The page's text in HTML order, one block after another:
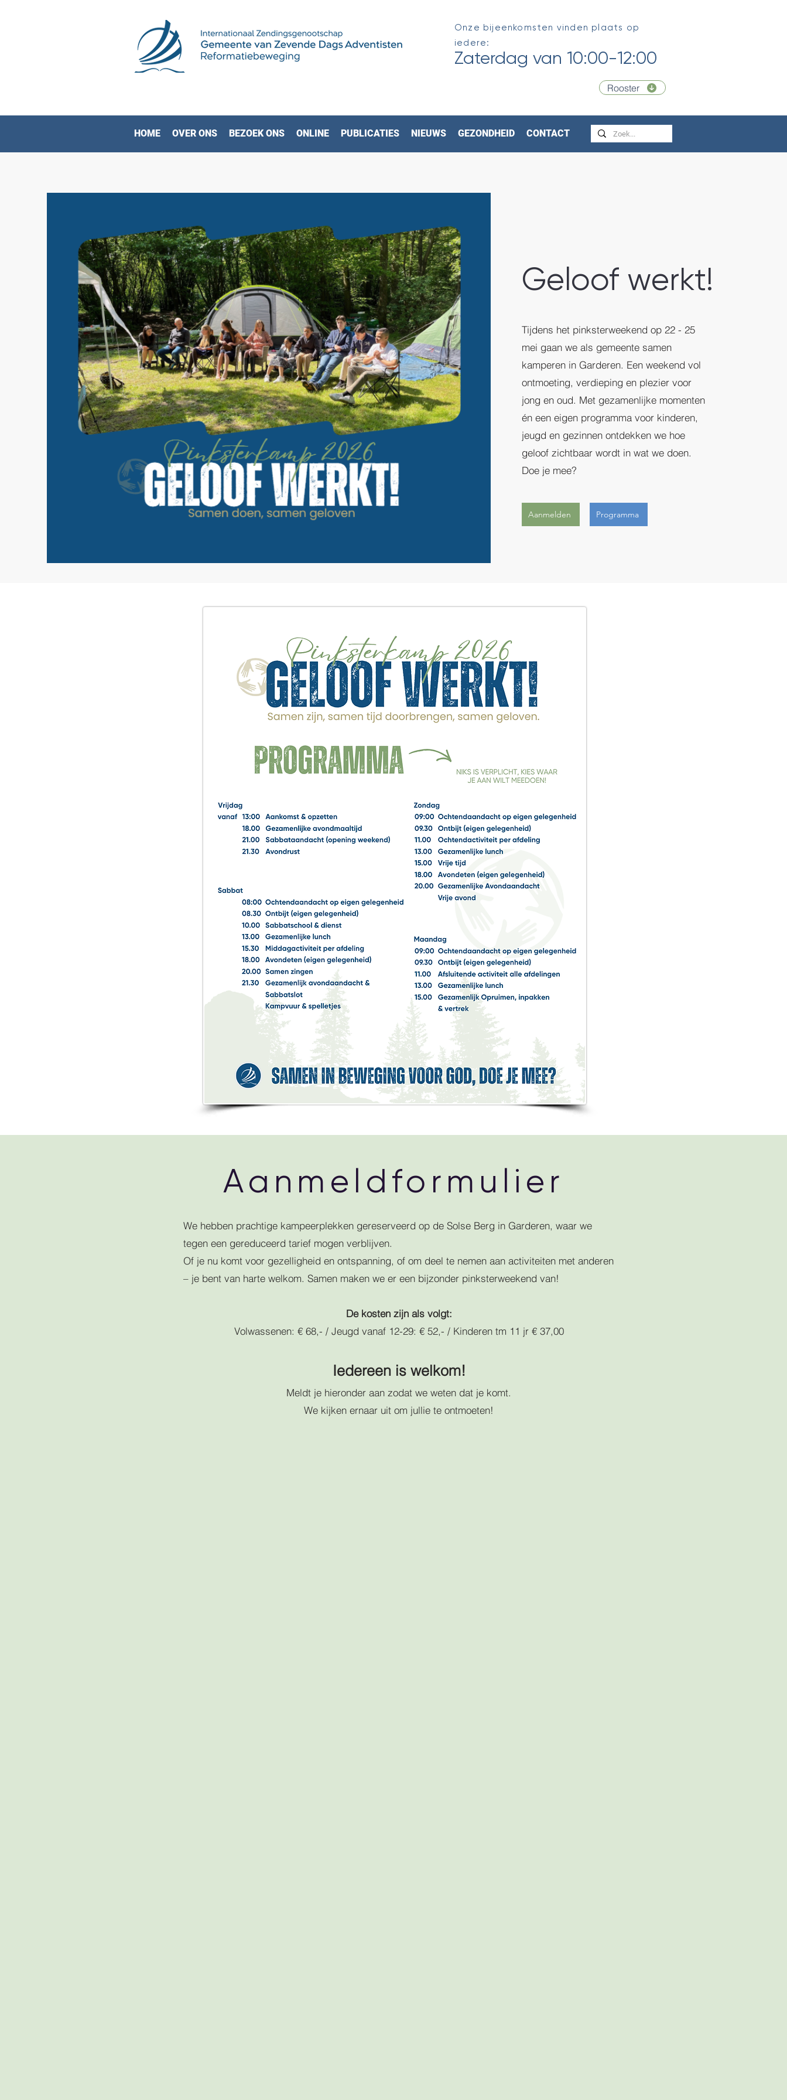
Onze bijeenkomsten vinden plaats op
iedere:
Zaterdag van 10:00-12:00
Rooster
HOME OVER ONS BEZOEK ONS ONLINE PUBLICATIES NIEUWS GEZONDHEID CONTACT
Geloof werkt!
Tijdens het pinksterweekend op 22 - 25
mei gaan we als gemeente samen
kamperen in Garderen. Een weekend vol
ontmoeting, verdieping en plezier voor
jong en oud. Met gezamenlijke momenten
én een eigen programma voor kinderen,
jeugd en gezinnen ontdekken we hoe
geloof zichtbaar wordt in wat we doen.
Doe je mee?
Aanmelden Programma
Aanmeldformulier
We hebben prachtige kampeerplekken gereserveerd op de Solse Berg in Garderen, waar we
tegen een gereduceerd tarief mogen verblijven.
Of je nu komt voor gezelligheid en ontspanning, of om deel te nemen aan activiteiten met anderen
– je bent van harte welkom. Samen maken we er een bijzonder pinksterweekend van!
De kosten zijn als volgt:
Volwassenen: € 68,- / Jeugd vanaf 12-29: € 52,- / Kinderen tm 11 jr € 37,00
Iedereen is welkom!
Meldt je hieronder aan zodat we weten dat je komt.
We kijken ernaar uit om jullie te ontmoeten!